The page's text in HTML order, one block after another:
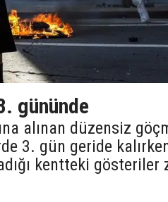
gününde
alınan düzensiz
3. gün geride
kentteki gösteriler